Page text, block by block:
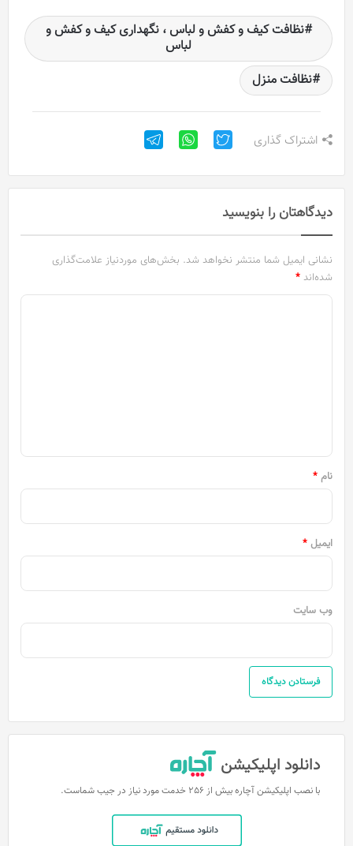
نظافت کیف و کفش و لباس ، نگهداری کیف و کفش و
لباس
نظافت منزل
اشتراک گذاری
دیدگاهتان را بنویسید
نشانی ایمیل شما منتشر نخواهد شد. بخش‌های موردنیاز علامت‌گذاری
شده‌اند *
نام *
ایمیل *
وب‌ سایت
دانلود اپلیکیشن
با نصب اپلیکیشن آچاره بیش از 256 خدمت مورد نیاز در جیب شماست.